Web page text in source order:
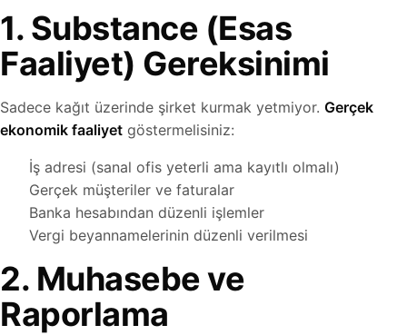
1. Substance (Esas
Faaliyet) Gereksinimi
Sadece kağıt üzerinde şirket kurmak yetmiyor. Gerçek
ekonomik faaliyet göstermelisiniz:
İş adresi (sanal ofis yeterli ama kayıtlı olmalı)
Gerçek müşteriler ve faturalar
Banka hesabından düzenli işlemler
Vergi beyannamelerinin düzenli verilmesi
2. Muhasebe ve
Raporlama